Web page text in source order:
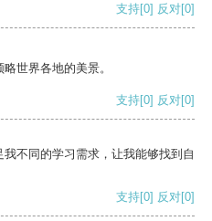
支持[0] 反对[0]
世界各地的美景。
支持[0] 反对[0]
不同的学习需求，让我能够找到自
支持[0] 反对[0]